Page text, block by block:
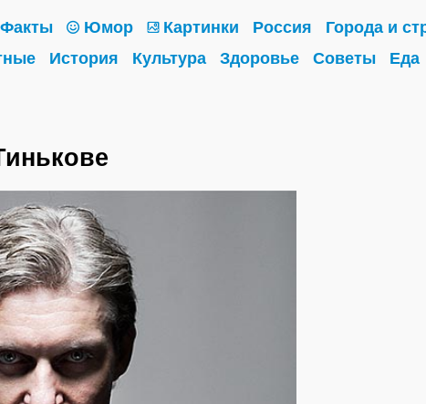
Факты Юмор Картинки Россия
Города и
История Культура Здоровье Советы Еда